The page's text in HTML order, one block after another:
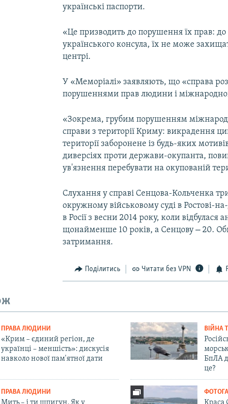
українські паспорти.
«Це призводить до порушення їх прав:
українського консула, їх не може
центрі.
У «Меморіалі» заявляють, що «справа
порушеннями прав людини і
«Зокрема, грубим порушенням
справи з території Криму: викрадення
території заборонене із будь-яких
диверсіях проти держави-окупанта,
ув'язнення перебувати на окупованій
Слухання у справі Сенцова-Кольченка
окружному військовому суді в Ростові-
в Росії з весни 2014 року, коли
щонайменше 10 років, а Сенцову– 20.
затримання.
Поділитись Читати без VPN
ПРАВА ЛЮДИНИ
«Крим – єдиний регіон, де
українці – меншість»: дискусія
навколо нової пам'ятної дати
ВІЙНА
БпЛА
це?
ПРАВА ЛЮДИНИ
Мить – і ти шпигун. Як у Краса